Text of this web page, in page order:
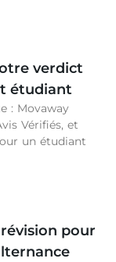
verdict
étudiant
: Movaway
Vérifiés, et
un étudiant
pour